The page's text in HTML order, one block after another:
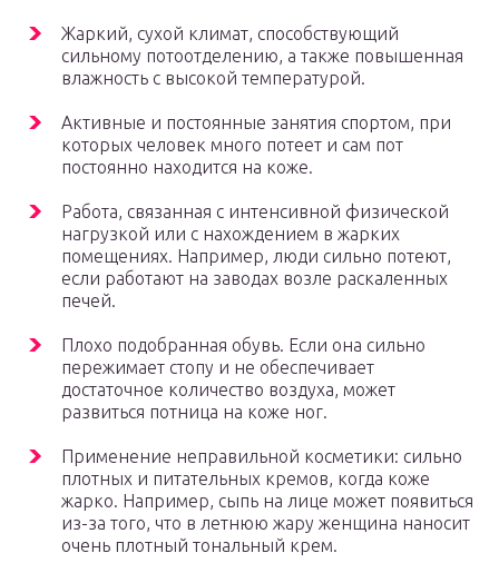
Жаркий, сухой климат, способствующий
сильному потоотделению, а также повышенная
влажность с высокой температурой.
Активные и постоянные занятия спортом, при
которых человек много потеет и сам пот
постоянно находится на коже.
Работа, связанная с интенсивной физической
нагрузкой или с нахождением в жарких
помещениях. Например, люди сильно потеют,
если работают на заводах возле раскаленных
печей.
Плохо подобранная обувь. Если она сильно
пережимает стопу и не обеспечивает
достаточное количество воздуха, может
развиться потница на коже ног.
Применение неправильной косметики: сильно
плотных и питательных кремов, когда коже
жарко. Например, сыпь на лице может появиться
из-за того, что в летнюю жару женщина наносит
очень плотный тональный крем.